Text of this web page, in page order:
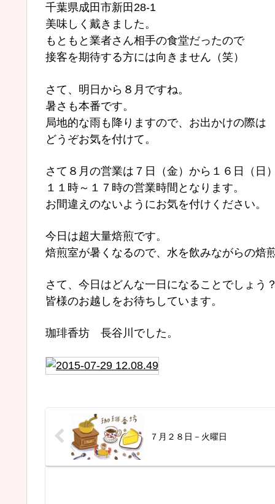
千葉県成田市新田28-1
美味しく戴きました。
もともと業者さん相手の食堂だったので
接客を期待する方には向きません（笑）
さて、明日から８月ですね。
暑さも本番です。
局地的な雨も降りますので、お出かけの際は
どうぞお気を付けて。
さて８月の営業は７日（金）から１６日（日）
１１時～１７時の営業時間となります。
お間違えのないようにお気を付けください。
今日は超大量焙煎です。
焙煎室が暑くなるので、水を飲みながらの焙
さて、今日はどんな一日になることでしょう？
皆様のお越しをお待ちしています。
珈琲香坊 長谷川でした。
７月２８日－火曜日